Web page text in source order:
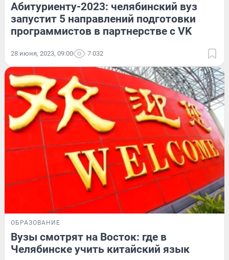
Абитуриенту-2023: челябинский вуз
запустит 5 направлений подготовки
программистов в партнерстве с VK
28 июня, 2023, 09:00 7 032
ОБРАЗОВАНИЕ
Вузы смотрят на Восток: где в
Челябинске учить китайский язык